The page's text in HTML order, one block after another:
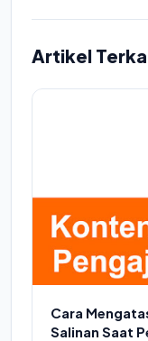
Artikel
Cara
Salinan Saat